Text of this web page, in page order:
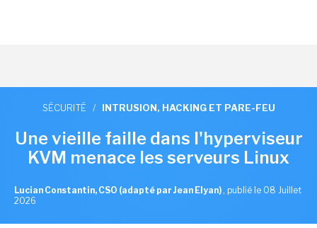
SÉCURITÉ / INTRUSION, HACKING ET PARE-FEU
Une vieille faille dans l'hyperviseur
KVM menace les serveurs Linux
Lucian Constantin, CSO (adapté par Jean Elyan) , publié le 08 Juillet
2026